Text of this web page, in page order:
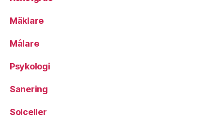
Mäklare
Målare
Psykologi
Sanering
Solceller